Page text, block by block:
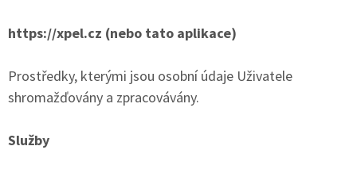
https://xpel.cz (nebo tato aplikace)
Prostředky, kterými jsou osobní údaje Uživatele
shromažďovány a zpracovávány.
Služby